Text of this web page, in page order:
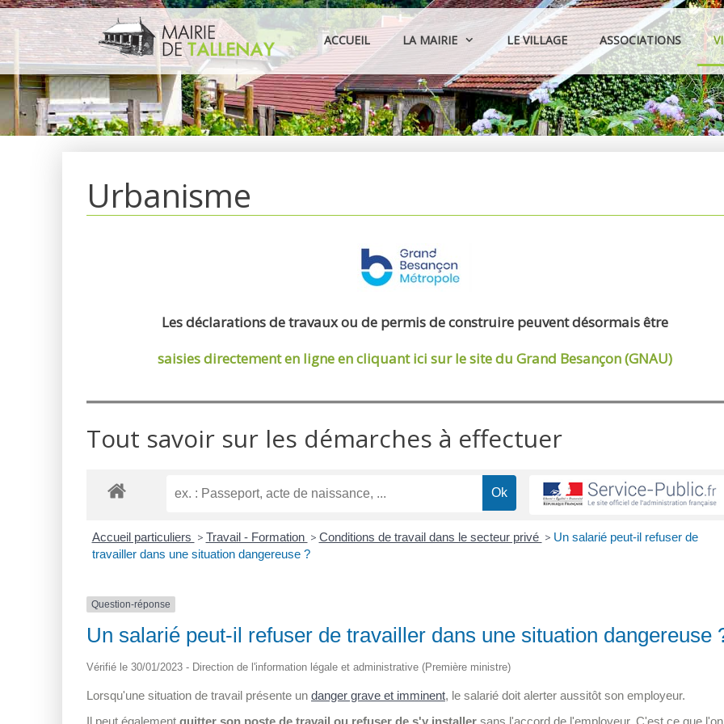
Aller
au
contenu
ACCUEIL LA MAIRIE LE VILLAGE ASSOCIATIONS
Urbanisme
Les déclarations de travaux ou de permis de construire peuvent désormais être
saisies directement en ligneen cliquant ici sur le site du Grand Besançon (GNAU)
Tout savoir sur les démarches à effectuer
Accueil particuliers > Travail - Formation > Conditions de travail dans le secteur privé > Un salarié peut-il refuser de
travailler dans une situation dangereuse ?
Question-réponse
Un salarié peut-il refuser de travailler dans une situation dangereuse
Vérifié le 30/01/2023 - Direction de l'information légale et administrative (Première ministre)
Lorsqu'une situation de travail présente un danger grave et imminent, le salarié doit alerter aussitôt son employeur.
Il peut également quitter son poste de travail ou refuser de s'y installer sans l'accord de l'employeur. C'est ce que l'on